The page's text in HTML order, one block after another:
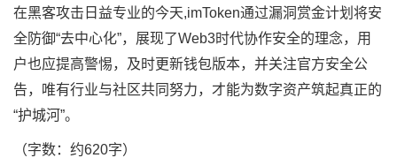
在黑客攻击日益专业的今天,imToken通过漏洞赏金计划将安
全防御“去中心化”，展现了Web3时代协作安全的理念，用
户也应提高警惕，及时更新钱包版本，并关注官方安全公
告，唯有行业与社区共同努力，才能为数字资产筑起真正的
“护城河”。
（字数：约620字）